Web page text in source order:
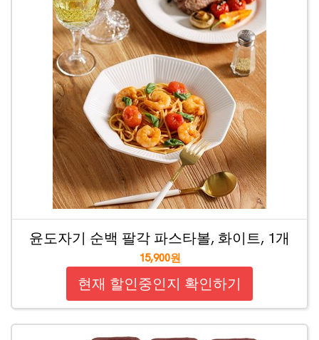
윤도자기 순백 팔각 파스타볼, 화이트, 1개
15,900원
현재 할인중인지 확인하기